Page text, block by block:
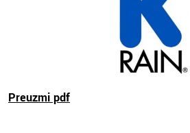
Preuzmi pdf